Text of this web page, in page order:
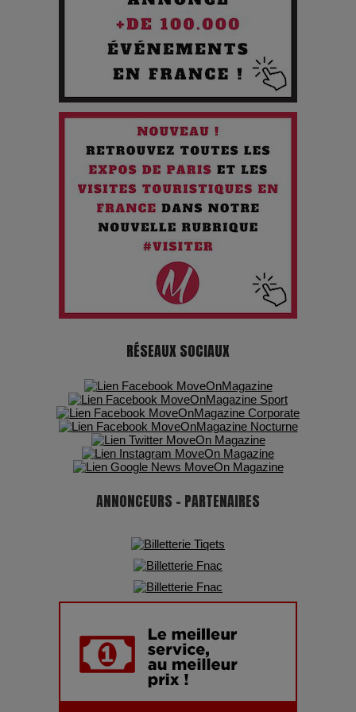
Les 3 meilleures destinations pour des vacances sportives
Quand l'Opéra Rencontre l'IA : Lola Volonakis, l'Artiste du
Chien 51 - Quand l’IA prend le pouvoir : une plongée dans un
futur troublant
Maïra Kerey, la “voix d’or du Kazakhstan”, célèbre ses 30
ans de carrière à la Salle Gaveau
Les dessous de la fast fashion : un désastre écologique en
Adieu Jean-Pat : rire au bord du précipice
Pharaonic Festival 2025 : 10 ans d’électro sous les
montagnes, une fête à ne pas manquer
RÉSEAUX SOCIAUX
ANNONCEURS - PARTENAIRES